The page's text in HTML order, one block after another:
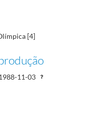
[4]
11-03